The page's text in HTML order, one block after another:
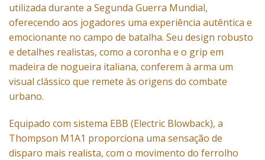
utilizada durante a Segunda Guerra Mundial,
oferecendo aos jogadores uma experiência autêntica e
emocionante no campo de batalha. Seu design robusto
e detalhes realistas, como a coronha e o grip em
madeira de nogueira italiana, conferem à arma um
visual clássico que remete às origens do combate
urbano.
Equipado com sistema EBB (Electric Blowback), a
Thompson M1A1 proporciona uma sensação de
disparo mais realista, com o movimento do ferrolho